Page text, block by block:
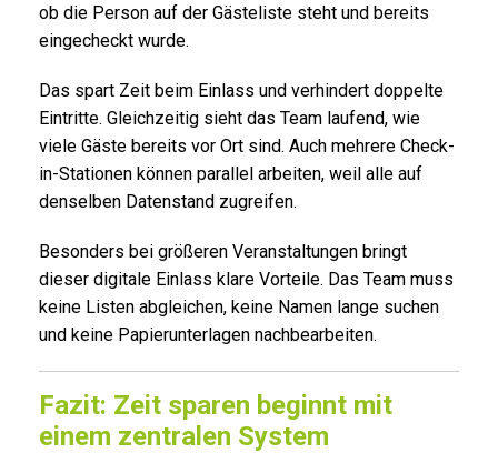
ob die Person auf der Gästeliste steht und bereits
eingecheckt wurde.
Das spart Zeit beim Einlass und verhindert doppelte
Eintritte. Gleichzeitig sieht das Team laufend, wie
viele Gäste bereits vor Ort sind. Auch mehrere Check-
in-Stationen können parallel arbeiten, weil alle auf
denselben Datenstand zugreifen.
Besonders bei größeren Veranstaltungen bringt
dieser digitale Einlass klare Vorteile. Das Team muss
keine Listen abgleichen, keine Namen lange suchen
und keine Papierunterlagen nachbearbeiten.
Fazit: Zeit sparen beginnt mit
einem zentralen System